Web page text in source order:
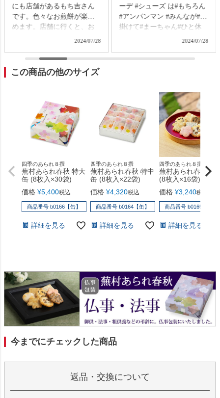
ーデ #シューズ は#もちろん
#アンパンマン #みんなが#出
掛けて#まーちゃん#ひと休
朝菓子 は#デリフランス#購
入品 #木の実とメープルのタ
ルト #パリパリと#歯応え最
#楽しめる よー #中町食器市
場 さん#購入品 #錫#ネコ箸
置き 7匹と共に ☆お庭のお
花と共に
2024/07/28
し甘いオカキは苦手だから
哲ちゃんに甘いのと海苔は
食べてもらってる😅😂🤣 私
ごめんなさい🙇‍♀️🙏🙇‍♀️🙏 3ペ
喜ばせようと一生懸命考え
て買って来て下さる気持ち
が可愛いし嬉しいです🙇‍♀️🙇‍♀️
感謝 うどんも大好物だから
嬉しいです🙇‍♀️🙇‍♀️ 感謝 Nちゃ
ん 私にはお気遣い無くね🥰
💕 いつもダイニング卿に来
て下さるだけで感謝ですか
ら🙇‍♀️🙇‍♀️🙇‍♀️ Nちゃん仕事に自
信が付いたようで私も嬉し
いです🥰👌 #小倉山荘 #蕪村
あられ春秋 #おかき #ダイニ
ング卿 #自信をつける #美味
2024/07/28
この商品の他のサイズ
四季のあられ８撰
蕪村あられ春秋 特大
缶 (8枚入×30袋)
価格 ¥5,400税込
商品番号 b0166【缶】
詳細を見る
四季のあられ８撰
蕪村あられ春秋 特中
缶 (8枚入×22袋)
価格 ¥4,320税込
商品番号 b0164【缶】
詳細を見る
四季のあられ８撰
蕪村あられ春秋 大
(8枚入×16袋)
価格 ¥3,240税込
商品番号 b0165【缶】
詳細を見る
今までにチェックした商品
返品・交換について